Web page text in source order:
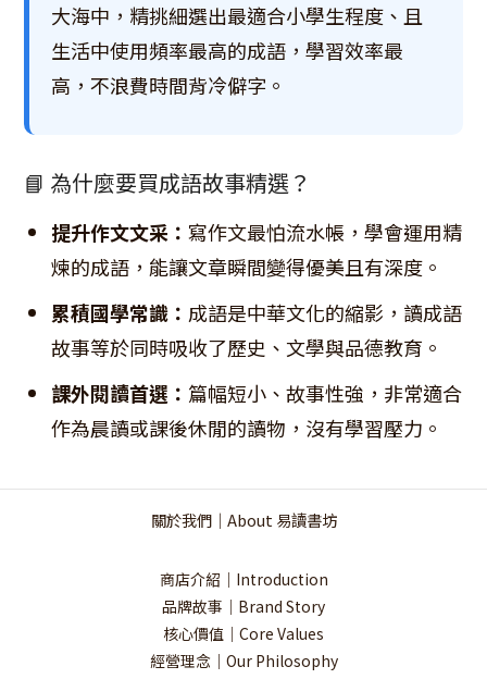
大海中，精挑細選出最適合小學生程度、且
生活中使用頻率最高的成語，學習效率最
高，不浪費時間背冷僻字。
📘 為什麼要買成語故事精選？
提升作文文采： 寫作文最怕流水帳，學會運用精
煉的成語，能讓文章瞬間變得優美且有深度。
累積國學常識： 成語是中華文化的縮影，讀成語
故事等於同時吸收了歷史、文學與品德教育。
課外閱讀首選： 篇幅短小、故事性強，非常適合
作為晨讀或課後休閒的讀物，沒有學習壓力。
關於我們｜About 易讀書坊
商店介紹｜Introduction
品牌故事｜Brand Story
核心價值｜Core Values
經營理念｜Our Philosophy